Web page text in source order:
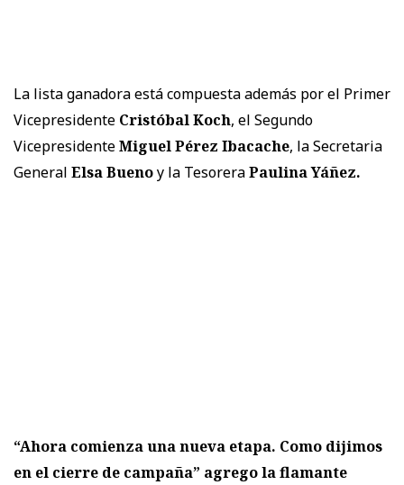
La lista ganadora está compuesta además por el Primer
Vicepresidente Cristóbal Koch, el Segundo
VicepresidenteMiguel Pérez Ibacache, la Secretaria
General Elsa Buenoy la TesoreraPaulina Yáñez.
“Ahora comienza una nueva etapa. Como dijimos
en el cierre de campaña” agrego la flamante